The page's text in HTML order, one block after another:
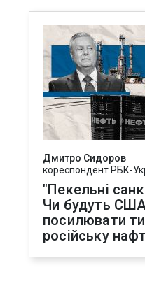
Дмитро Сидоров
кореспондент РБК-
"Пекельні
Чи будуть
посилювати
російську